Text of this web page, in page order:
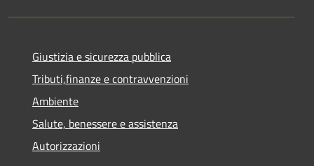
Giustizia e sicurezza pubblica
Tributi,finanze e contravvenzioni
Ambiente
Salute, benessere e assistenza
Autorizzazioni